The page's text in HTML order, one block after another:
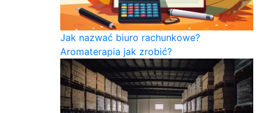
Jak nazwać biuro rachunkowe?
Aromaterapia jak zrobić?